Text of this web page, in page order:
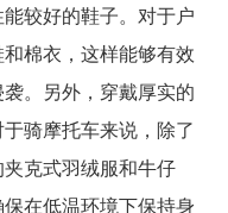
较好的鞋子。对于户
棉衣，这样能够有效
。另外，穿戴厚实的
骑摩托车来说，除了
克式羽绒服和牛仔
在低温环境下保持身